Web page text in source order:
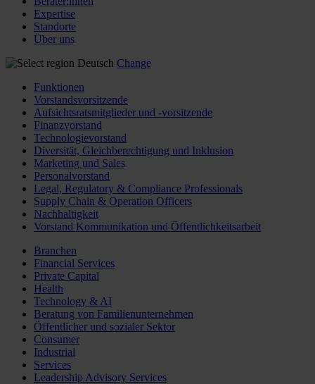
Expertise
Standorte
Über uns
Deutsch Change
Funktionen
Vorstandsvorsitzende
Aufsichtsratsmitglieder und -vorsitzende
Finanzvorstand
Technologievorstand
Diversität, Gleichberechtigung und Inklusion
Marketing und Sales
Personalvorstand
Legal, Regulatory & Compliance Professionals
Supply Chain & Operation Officers
Nachhaltigkeit
Vorstand Kommunikation und Öffentlichkeitsarbeit
Branchen
Financial Services
Private Capital
Health
Technology & AI
Beratung von Familienunternehmen
Öffentlicher und sozialer Sektor
Consumer
Industrial
Services
Leadership Advisory Services